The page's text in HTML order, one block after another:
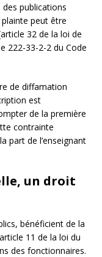
des publications
peut être
32 de la loi de
222-33-2-2 du Code
de diffamation
est
de la première
contrainte
part de l’enseignant
un droit
bénéficient de la
11 de la loi du
des fonctionnaires.